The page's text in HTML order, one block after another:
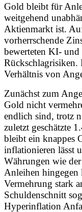
Gold bleibt für
weitgehend
Aktienmarkt ist.
vorherrschende
bewerteten KI-
Rückschlagrisiken.
Verhältnis von
Zunächst zum
Gold nicht
endlich sind, trotz
zuletzt geschätzte
bleibt ein knappes
inflationieren lässt
Währungen wie
Anleihen hingegen
Vermehrung stark
Schuldenschnitt
Hyperinflation